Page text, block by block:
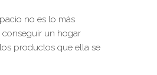
no es lo más
un hogar
productos que ella se